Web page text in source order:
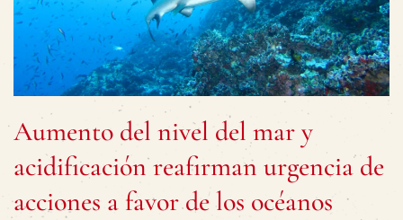
Aumento del nivel del mar y
acidificación reafirman urgencia de
acciones a favor de los océanos